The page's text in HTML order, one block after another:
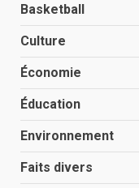
Basketball
Culture
Économie
Éducation
Environnement
Faits divers